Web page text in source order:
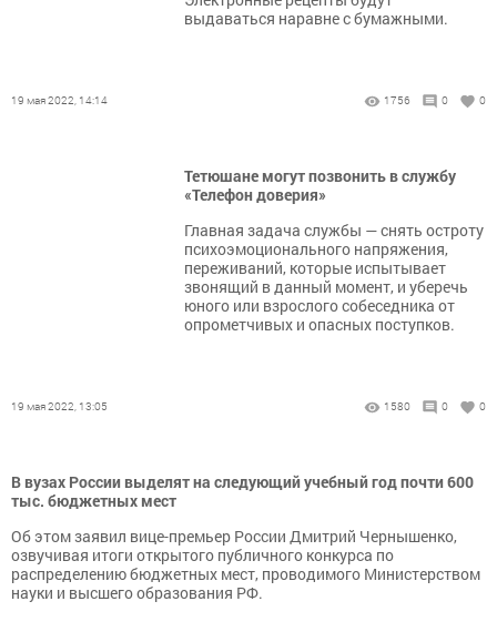
выдаваться наравне с бумажными.
19 мая 2022, 14:14 1756 0 0
Тетюшане могут позвонить в службу
«Телефон доверия»
Главная задача службы — снять остроту
психоэмоционального напряжения,
переживаний, которые испытывает
звонящий в данный момент, и уберечь
юного или взрослого собеседника от
опрометчивых и опасных поступков.
19 мая 2022, 13:05 1580 0 0
В вузах России выделят на следующий учебный год почти 600
тыс. бюджетных мест
Об этом заявил вице-премьер России Дмитрий Чернышенко,
озвучивая итоги открытого публичного конкурса по
распределению бюджетных мест, проводимого Министерством
науки и высшего образования РФ.